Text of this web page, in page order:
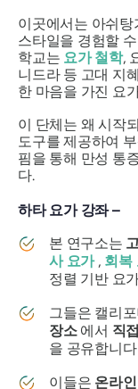
이곳에서는 아쉬
스타일을 경험할
학교는 요가 철학,
니드라 등 고대 지
한 마음을 가진 요
이 단체는 왜 시작
도구를 제공하여
핌을 통해 만성 통
다.
하타 요가 강좌 –
본 연구소는
사 요가, 회복
정렬 기반 요
그들은 캘리
장소에서 직
을 공유합니다
이들은 온라